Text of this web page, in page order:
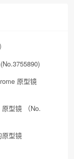
原型镜
型镜 （No.
型镜